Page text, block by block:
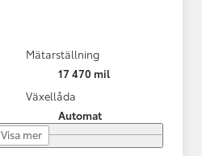
Mätarställning
17 470 mil
Växellåda
Automat
Visa mer